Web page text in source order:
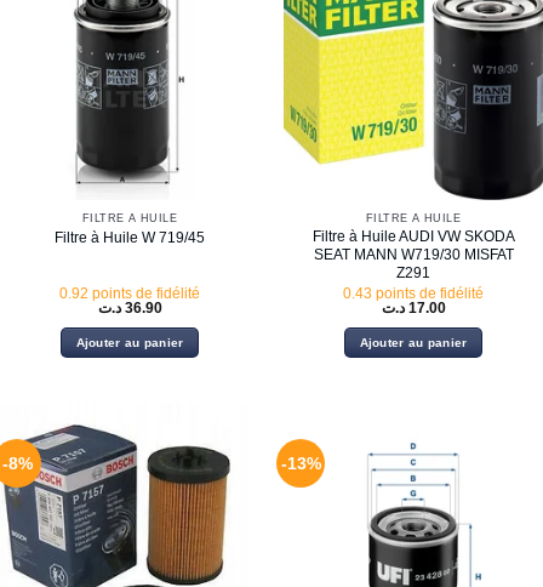
FILTRE À HUILE
Filtre à Huile W 719/45
0.92 points de fidélité
36.90 د.ت
Ajouter au panier
FILTRE À HUILE
Filtre à Huile AUDI VW SKODA
SEAT MANN W719/30 MISFAT
Z291
0.43 points de fidélité
17.00 د.ت
Ajouter au panier
-8% -13%